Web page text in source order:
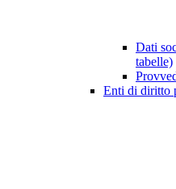
Dati
tabelle)
Enti di diritto